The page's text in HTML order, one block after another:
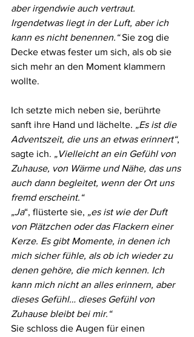
aber irgendwie auch vertraut.
Irgendetwas liegt in der Luft, aber ich
kann es nicht benennen.“ Sie zog die
Decke etwas fester um sich, als ob sie
sich mehr an den Moment klammern
wollte.
Ich setzte mich neben sie, berührte
sanft ihre Hand und lächelte. „Es ist die
Adventszeit, die uns an etwas erinnert“,
sagte ich. „Vielleicht an ein Gefühl von
Zuhause, von Wärme und Nähe, das uns
auch dann begleitet, wenn der Ort uns
fremd erscheint.“
„Ja“, flüsterte sie, „es ist wie der Duft
von Plätzchen oder das Flackern einer
Kerze. Es gibt Momente, in denen ich
mich sicher fühle, als ob ich wieder zu
denen gehöre, die mich kennen. Ich
kann mich nicht an alles erinnern, aber
dieses Gefühl… dieses Gefühl von
Zuhause bleibt bei mir.“
Sie schloss die Augen für einen